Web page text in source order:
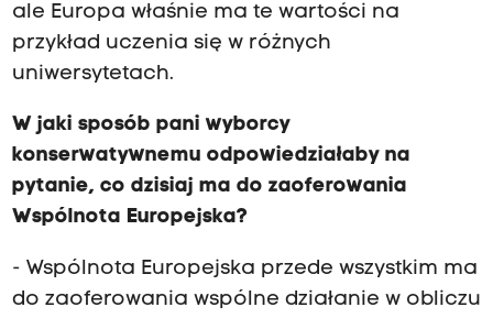
ale Europa właśnie ma te wartości na
przykład uczenia się w różnych
uniwersytetach.
W jaki sposób pani wyborcy
konserwatywnemu odpowiedziałaby na
pytanie, co dzisiaj ma do zaoferowania
Wspólnota Europejska?
- Wspólnota Europejska przede wszystkim ma
do zaoferowania wspólne działanie w obliczu